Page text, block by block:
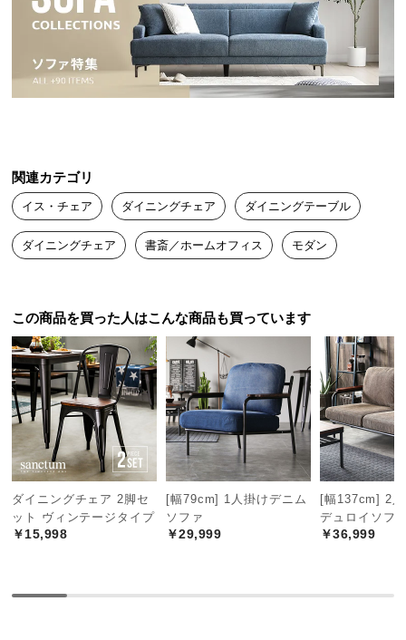
送
に
つ
い
型
商
品
の
つ
い
て
中
型
商
品
の
配
送
い
関連カテゴリ
イス・チェア ダイニングチェア ダイニングテーブル
ダイニングチェア 書斎／ホームオフィス モダン
この商品を買った人はこんな商品も買っています
ダイニングチェア 2脚セ
ット ヴィンテージタイプ
￥15,998
[幅79cm] 1人掛けデニム
ソファ
￥29,999
[幅137cm] 2
デュロイソフ
￥36,999